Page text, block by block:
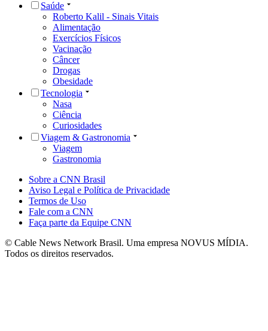
Saúde
Roberto Kalil - Sinais Vitais
Alimentação
Exercícios Físicos
Vacinação
Câncer
Drogas
Obesidade
Tecnologia
Nasa
Ciência
Curiosidades
Viagem & Gastronomia
Viagem
Gastronomia
Sobre a CNN Brasil
Aviso Legal e Política de Privacidade
Termos de Uso
Fale com a CNN
Faça parte da Equipe CNN
© Cable News Network Brasil. Uma empresa NOVUS MÍDIA.
Todos os direitos reservados.